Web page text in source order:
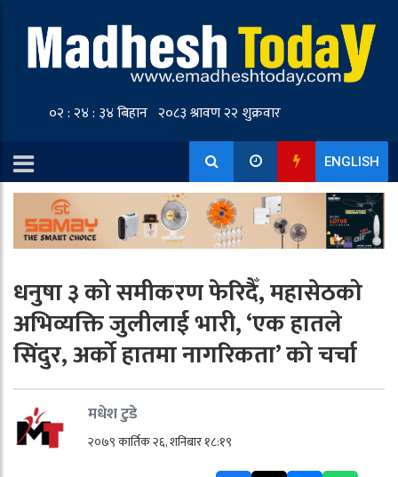
ENGLISH
धनुषा ३ को समीकरण फेरिदैँ, महासेठको
अभिव्यक्ति जुलीलाई भारी, ‘एक हातले
सिंदुर, अर्को हातमा नागरिकता’ को चर्चा
मधेश टुडे
२०७९ कार्तिक २६, शनिबार १८:१९